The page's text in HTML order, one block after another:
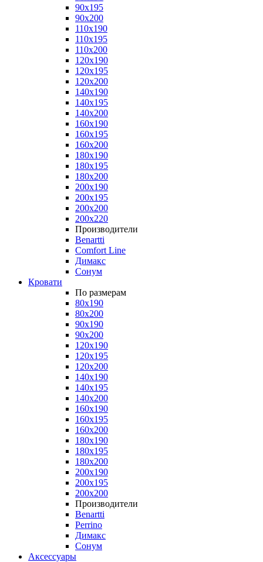
90x195
90x200
110x190
110x195
110x200
120x190
120x195
120x200
140x190
140x195
140x200
160x190
160x195
160x200
180x190
180x195
180x200
200x190
200x195
200x200
200x220
Производители
Benartti
Comfort Line
Димакс
Сонум
Кровати
По размерам
80x190
80x200
90x190
90x200
120x190
120x195
120x200
140x190
140x195
140x200
160x190
160x195
160x200
180x190
180x195
180x200
200x190
200x195
200x200
Производители
Benartti
Perrino
Димакс
Сонум
Аксессуары